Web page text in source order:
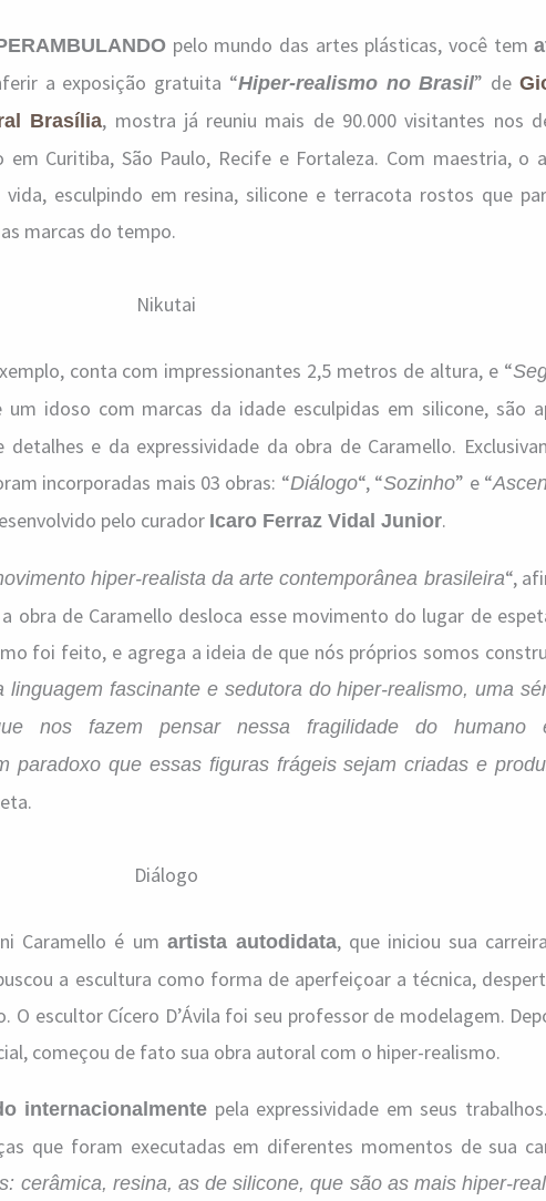
pelo mundo das artes plásticas, você tem
a exposição gratuita “Hiper-realismo no Brasil” de
Brasília, mostra já reuniu mais de 90.000 visitantes nos
Curitiba, São Paulo, Recife e Fortaleza. Com maestria, o
esculpindo em resina, silicone e terracota rostos que
marcas do tempo.
Nikutai
conta com impressionantes 2,5 metros de altura, e “
idoso com marcas da idade esculpidas em silicone, são
e da expressividade da obra de Caramello.
incorporadas mais 03 obras: “Diálogo“, “Sozinho” e “
pelo curador Icaro Ferraz Vidal Junior.
hiper-realista da arte contemporânea brasileira“,
obra de Caramello desloca esse movimento do lugar de
foi feito, e agrega a ideia de que nós próprios somos
linguagem fascinante e sedutora do hiper-realismo, uma
nos fazem pensar nessa fragilidade do humano
paradoxo que essas figuras frágeis sejam criadas e
Diálogo
Caramello é um artista autodidata, que iniciou sua
a escultura como forma de aperfeiçoar a técnica,
O escultor Cícero D’Ávila foi seu professor de modelagem.
começou de fato sua obra autoral com o hiper-realismo.
internacionalmente pela expressividade em seus
que foram executadas em diferentes momentos de sua
cerâmica, resina, as de silicone, que são as mais hiper-